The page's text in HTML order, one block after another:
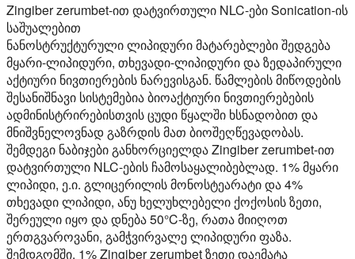
Zingiber zerumbet-ით დატვირთული NLC-ები Sonication-ის
საშუალებით
ნანოსტრუქტურული ლიპიდური მატარებლები შედგება
მყარი-ლიპიდური, თხევადი-ლიპიდური და ზედაპირული
აქტიური ნივთიერების ნარევისგან. წამლების მიწოდების
შესანიშნავი სისტემებია ბიოაქტიური ნივთიერებების
ადმინისტრირებისთვის ცუდი წყალში ხსნადობით და
მნიშვნელოვნად გაზრდის მათ ბიოშეღწევადობას.
შემდეგი ნაბიჯები განხორციელდა Zingiber zerumbet-ით
დატვირთული NLC-ების ჩამოსაყალიბებლად. 1% მყარი
ლიპიდი, ე.ი. გლიცერილის მონოსტეარატი და 4%
თხევადი ლიპიდი, ანუ ხელუხლებელი ქოქოსის ზეთი,
შერეული იყო და დნება 50°C-ზე, რათა მიიღოთ
ერთგვაროვანი, გამჭვირვალე ლიპიდური ფაზა.
შემდგომში, 1% Zingiber zerumbet ზეთი დაემატა